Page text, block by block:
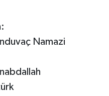
Namazi